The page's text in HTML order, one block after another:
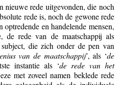
nieuwe rede uitgevonden, die noch
rede is, noch de gewone rede
en handelende mensen,
de rede van de maatschappij als
die zich onder de pen van
van de maatschappij’, als ‘de
instantie als ‘de rede van het
met zoveel namen beklede rede